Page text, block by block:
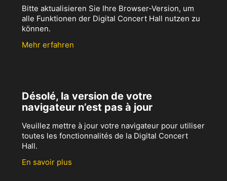
Bitte aktualisieren Sie Ihre Browser-Version, um
alle Funktionen der Digital Concert Hall nutzen zu
können.
Mehr erfahren
Désolé, la version de votre
navigateur n’est pas à jour
Veuillez mettre à jour votre navigateur pour utiliser
toutes les fonctionnalités de la Digital Concert
Hall.
En savoir plus